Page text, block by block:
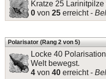
Kratze 25
0 von 25 erreicht -
Polarisator (Rang 2 von 5)
Locke 40
Welt bewegst.
4 von 40 erreicht -